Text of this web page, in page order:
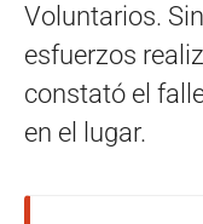
Voluntarios.
esfuerzos
constató el
en el lugar.